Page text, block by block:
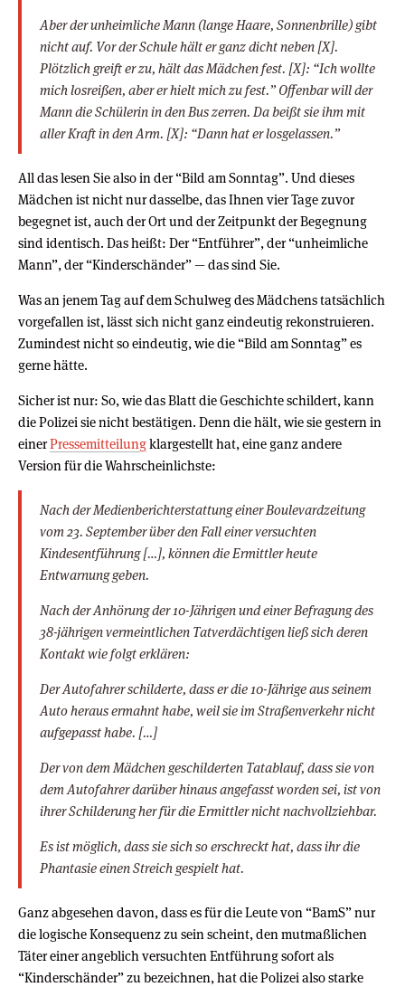
Aber der unheimliche Mann (lange Haare, Sonnenbrille) gibt
nicht auf. Vor der Schule hält er ganz dicht neben [X].
Plötzlich greift er zu, hält das Mädchen fest. [X]: “Ich wollte
mich losreißen, aber er hielt mich zu fest.” Offenbar will der
Mann die Schülerin in den Bus zerren. Da beißt sie ihm mit
aller Kraft in den Arm. [X]: “Dann hat er losgelassen.”
All das lesen Sie also in der “Bild am Sonntag”. Und dieses
Mädchen ist nicht nur dasselbe, das Ihnen vier Tage zuvor
begegnet ist, auch der Ort und der Zeitpunkt der Begegnung
sind identisch. Das heißt: Der “Entführer”, der “unheimliche
Mann”, der “Kinderschänder” — das sind Sie.
Was an jenem Tag auf dem Schulweg des Mädchens tatsächlich
vorgefallen ist, lässt sich nicht ganz eindeutig rekonstruieren.
Zumindest nicht so eindeutig, wie die “Bild am Sonntag” es
gerne hätte.
Sicher ist nur: So, wie das Blatt die Geschichte schildert, kann
die Polizei sie nicht bestätigen. Denn die hält, wie sie gestern in
einerPressemitteilungklargestellt hat, eine ganz andere
Version für die Wahrscheinlichste:
Nach der Medienberichterstattung einer Boulevardzeitung
vom 23. September über den Fall einer versuchten
Kindesentführung […], können die Ermittler heute
Entwarnung geben.
Nach der Anhörung der 10-Jährigen und einer Befragung des
38-jährigen vermeintlichen Tatverdächtigen ließ sich deren
Kontakt wie folgt erklären:
Der Autofahrer schilderte, dass er die 10-Jährige aus seinem
Auto heraus ermahnt habe, weil sie im Straßenverkehr nicht
aufgepasst habe. […]
Der von dem Mädchen geschilderten Tatablauf, dass sie von
dem Autofahrer darüber hinaus angefasst worden sei, ist von
ihrer Schilderung her für die Ermittler nicht nachvollziehbar.
Es ist möglich, dass sie sich so erschreckt hat, dass ihr die
Phantasie einen Streich gespielt hat.
Ganz abgesehen davon, dass es für die Leute von “BamS” nur
die logische Konsequenz zu sein scheint, den mutmaßlichen
Täter einer angeblich versuchten Entführung sofort als
“Kinderschänder” zu bezeichnen, hat die Polizei also starke